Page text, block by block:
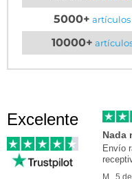
5000+ artículos
10000+
Excelente
Nada
Envío
M., 5